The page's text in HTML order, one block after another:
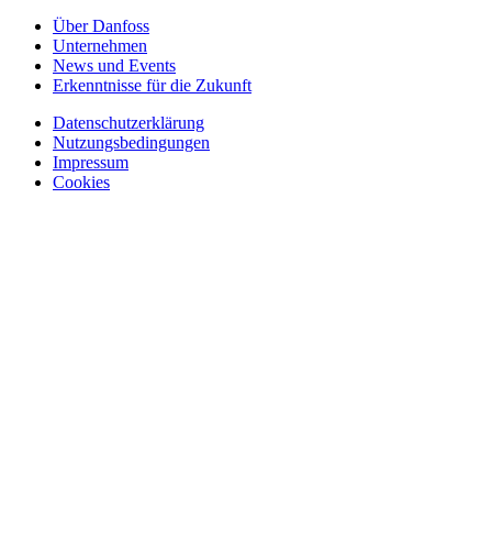
Über Danfoss
Unternehmen
News und Events
Erkenntnisse für die Zukunft
Datenschutzerklärung
Nutzungsbedingungen
Impressum
Cookies